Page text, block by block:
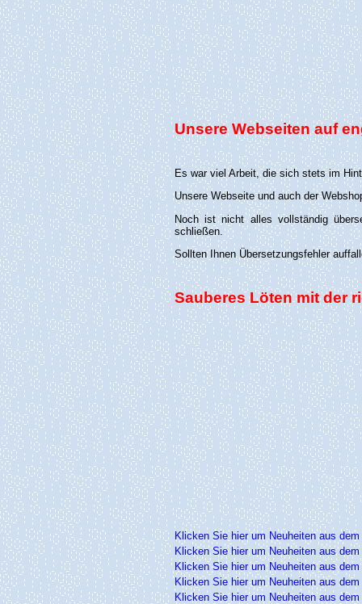
Unsere Webseiten auf
Es war viel Arbeit, die sich stets im
Unsere Webseite und auch der
Noch ist nicht alles vollständig
schließen.
Sollten Ihnen Übersetzungsfehler
Sauberes Löten mit der
Klicken Sie hier um Neuheiten aus
Klicken Sie hier um Neuheiten aus
Klicken Sie hier um Neuheiten aus
Klicken Sie hier um Neuheiten aus
Klicken Sie hier um Neuheiten aus